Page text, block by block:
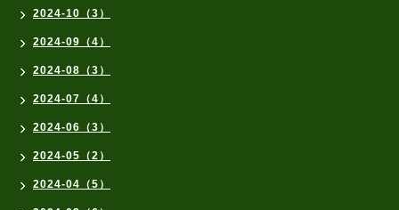
2024-10（3）
2024-09（4）
2024-08（3）
2024-07（4）
2024-06（3）
2024-05（2）
2024-04（5）